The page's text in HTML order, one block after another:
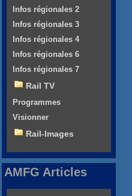
Infos régionales 2
Infos régionales 3
Infos régionales 4
Infos régionales 6
Infos régionales 7
Rail TV
Programmes
Visionner
Rail-Images
AMFG Articles